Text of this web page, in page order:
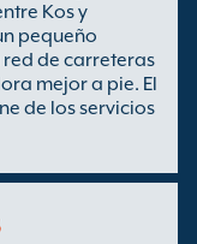
Kos y
pequeño
de carreteras
mejor a pie. El
de los servicios